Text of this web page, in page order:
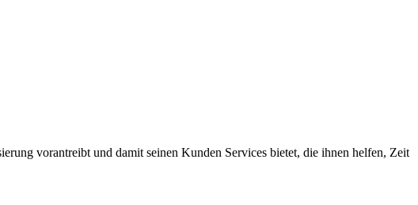
vorantreibt und damit seinen Kunden Services bietet, die ihnen helfen, Zeit